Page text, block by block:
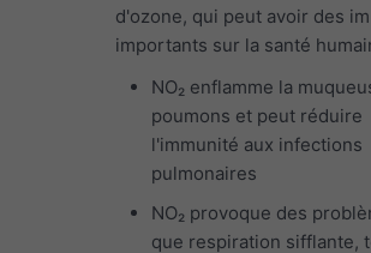
d'ozone, qui peut avoir des
importants sur la santé
NO₂ enflamme la
poumons et peut réduire
l'immunité aux infections
pulmonaires
NO₂ provoque des
que respiration sifflante,